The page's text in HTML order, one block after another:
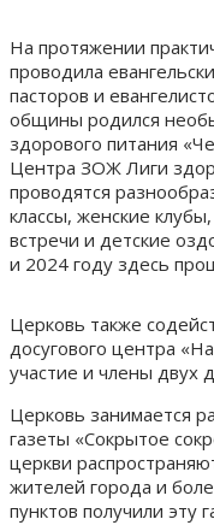
На протяжении
проводила
пасторов и
общины родился
здорового питания
Центра ЗОЖ Лиги
проводятся
классы, женские
встречи и детские
и 2024 году здесь
Церковь также
досугового центра
участие и члены двух
Церковь занимается
газеты «Сокрытое
церкви
жителей города и
пунктов получили эту